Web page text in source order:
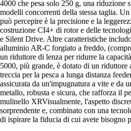
4000 che pesa solo 250 g, una riduzione
modelli concorrenti della stessa taglia.
può percepire è la precisione e la
costruzione CI4+ di rotor e delle
e Silent Drive. Altre caratteristiche
alluminio AR-C forgiato a freddo,
un riduttore di lenza per ridurre la
5000, più grande, è dotato di un
treccia per la pesca a lunga distanza
assicurata da un'impugnatura a vite e da
metallo, robusta e sicura, che rafforza il
mulinello XRVisualmente, l'aspetto
sorprendente e, combinato con una
di ispirare la fiducia di cui avete bisogno